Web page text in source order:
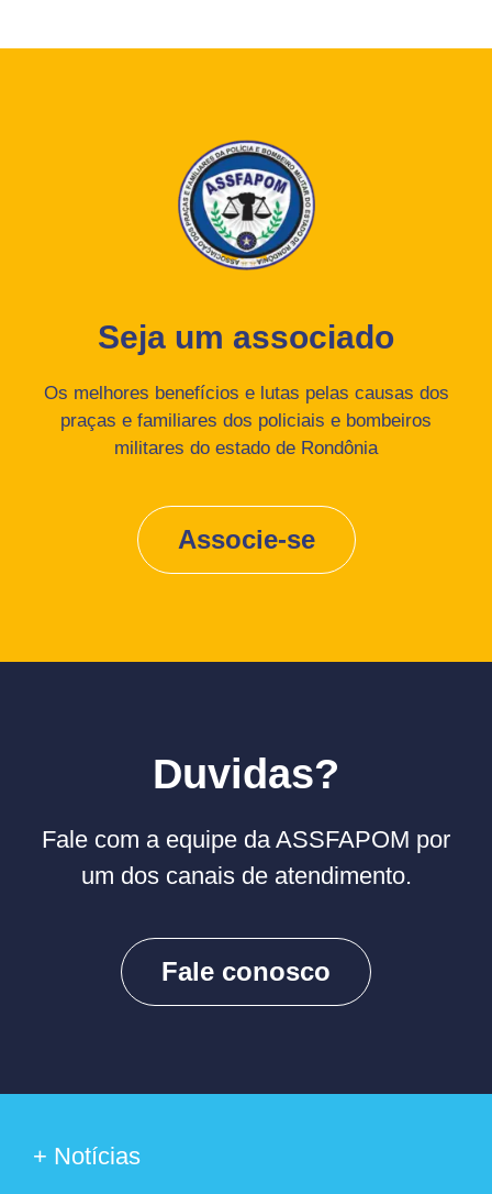
Seja um associado
Os melhores benefícios e lutas pelas causas dos
praças e familiares dos policiais e bombeiros
militares do estado de Rondônia
Associe-se
Duvidas?
Fale com a equipe da ASSFAPOM por
um dos canais de atendimento.
Fale conosco
+ Notícias